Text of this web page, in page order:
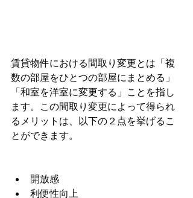
賃貸物件における間取り変更とは「複
数の部屋をひとつの部屋にまとめる」
「和室を洋室に変更する」ことを指し
ます。この間取り変更によって得られ
るメリットは、以下の２点を挙げるこ
とができます。
開放感
利便性向上